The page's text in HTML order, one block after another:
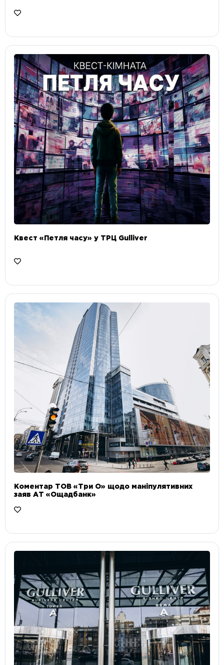
Квест «Петля часу» у ТРЦ Gulliver
Коментар ТОВ «Три О» щодо маніпулятивних
заяв АТ «Ощадбанк»